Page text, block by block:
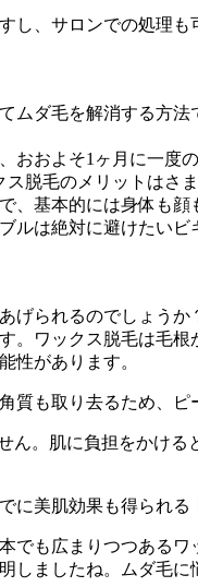
し、サロンでの処理
ムダ毛を解消する方
おおよそ1ヶ月に一度
脱毛のメリットはさ
、基本的には身体も
ルは絶対に避けたい
げられるのでしょうか
。ワックス脱毛は毛根
性があります。
質も取り去るため、
ん。肌に負担をかけ
に美肌効果も得られ
でも広まりつつあるワ
しましたね。ムダ毛